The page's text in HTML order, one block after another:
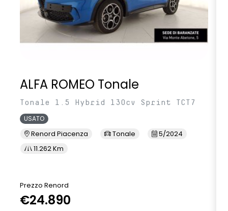
ALFA ROMEO Tonale
Tonale 1.5 Hybrid 130cv Sprint TCT7
USATO
Renord Piacenza Tonale
5/2024
11.262 Km
Prezzo Renord
€24.890